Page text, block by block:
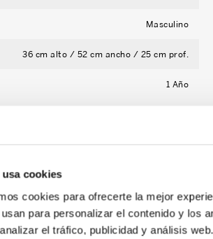
cookies
cookies para ofrecerte la mejor
para personalizar el contenido y los
el tráfico, publicidad y análisis
Masculino
36 cm alto / 52 cm ancho / 25 cm prof.
1 Año
IDEALES PARA TÍ